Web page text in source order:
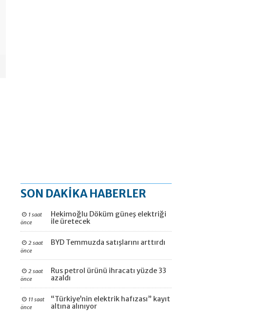
SON DAKİKA HABERLER
1 saat
önce
Hekimoğlu Döküm güneş elektriği
ile üretecek
2 saat
önce
BYD Temmuzda satışlarını arttırdı
2 saat
önce
Rus petrol ürünü ihracatı yüzde 33
azaldı
11 saat
önce
“Türkiye’nin elektrik hafızası” kayıt
altına alınıyor